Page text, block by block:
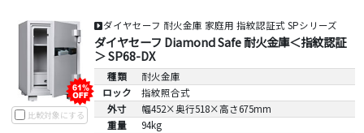
比較対象にする
ダイヤセーフ 耐火金庫 家庭用 指紋認証式 SPシリーズ
ダイヤセーフ Diamond Safe 耐火金庫＜指紋認証
＞ SP68-DX
種類
耐火金庫
ロック
指紋照合式
外寸
幅452×奥行518×高さ675mm
重量
94kg